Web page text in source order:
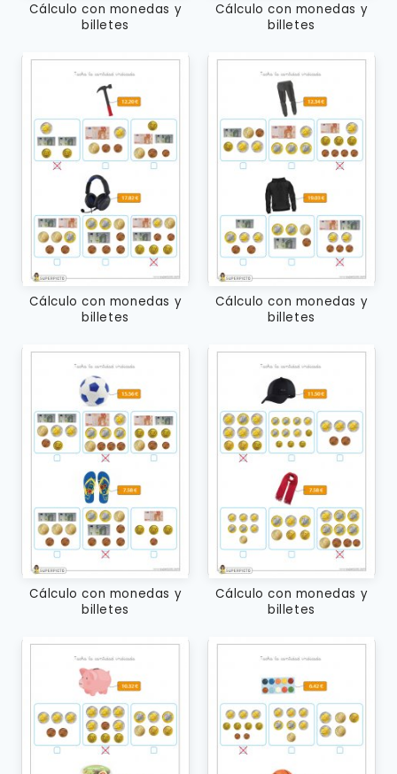
Cálculo con monedas y
billetes
Cálculo con monedas y
billetes
Cálculo con monedas y
billetes
Cálculo con monedas y
billetes
Cálculo con monedas y
billetes
Cálculo con monedas y
billetes